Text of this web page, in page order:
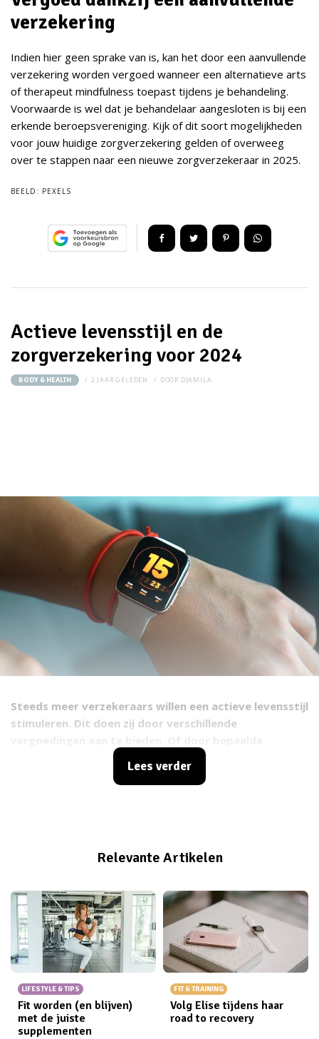
verzekering
Indien hier geen sprake van is, kan het door een aanvullende
verzekering worden vergoed wanneer een alternatieve arts
of therapeut mindfulness toepast tijdens je behandeling.
Voorwaarde is wel dat je behandelaar aangesloten is bij een
erkende beroepsvereniging. Kijk of dit soort mogelijkheden
voor jouw huidige zorgverzekering gelden of overweeg
over te stappen naar een nieuwe zorgverzekeraar in 2025.
BEELD: PEXELS
Actieve levensstijl en de
zorgverzekering voor 2024
BODY & HEALTH 2 JAAR GELEDEN DOOR DJAMILA
Steeds meer verzekeraars willen een actieve levensstijl
stimuleren. Dit doen zij door verschillende
programma’s op te zetten waarin je wordt beloond
voor het maken van gezonde keuzes. Waar moet je op
Lees verder
Relevante Artikelen
LIFESTYLE & TIPS
Fit worden (en blijven)
met de juiste
supplementen
FIT & TRAINING
Volg Elise tijdens haar
road to recovery